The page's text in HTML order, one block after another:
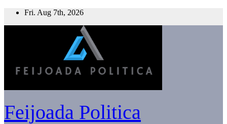
Skip
Fri. Aug 7th, 2026
Feijoada Politica